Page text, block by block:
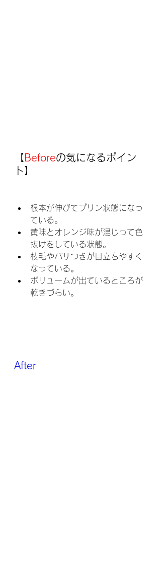
【 Beforeの気になるポイン
ト】
根本が伸びてプリン状態になっ
ている。
黄味とオレンジ味が混じって色
抜けをしている状態。
枝毛やパサつきが目立ちやすく
なっている。
ボリュームが出ているところが
乾きづらい。
After